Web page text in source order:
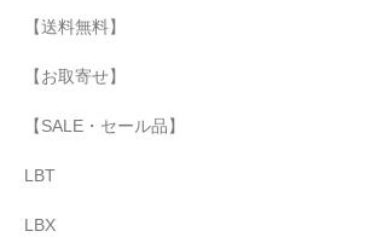
【送料無料】
【お取寄せ】
【SALE・セール品】
LBT
LBX